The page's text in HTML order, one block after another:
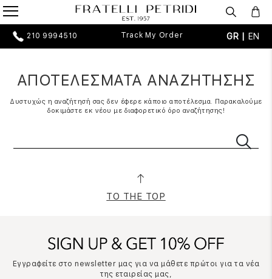
210 9994510 Track My Order GR | EN
ΑΠΟΤΕΛΕΣΜΑΤΑ ΑΝΑΖΗΤΗΣΗΣ
Δυστυχώς η αναζήτησή σας δεν έφερε κάποιο αποτέλεσμα. Παρακαλούμε
δοκιμάστε εκ νέου με διαφορετικό όρο αναζήτησης!
TO THE TOP
Εγγραφείτε στο newsletter μας για να μάθετε πρώτοι για τα νέα
της εταιρείας μας,